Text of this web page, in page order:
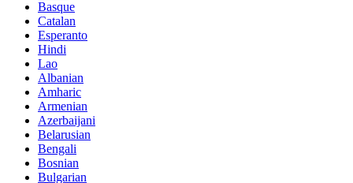
Basque
Catalan
Esperanto
Hindi
Lao
Albanian
Amharic
Armenian
Azerbaijani
Belarusian
Bengali
Bosnian
Bulgarian